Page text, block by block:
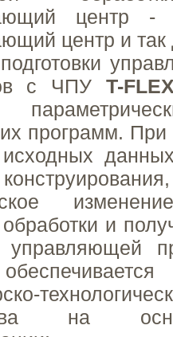
центр -
центр и так
с ЧПУ T-
программ. При
обработки и
управляющей
на